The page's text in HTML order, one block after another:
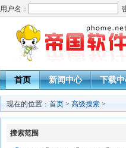
用户名：
首页 新闻中心 下载
现在的位置： 首页 > 高级搜索 >
搜索范围